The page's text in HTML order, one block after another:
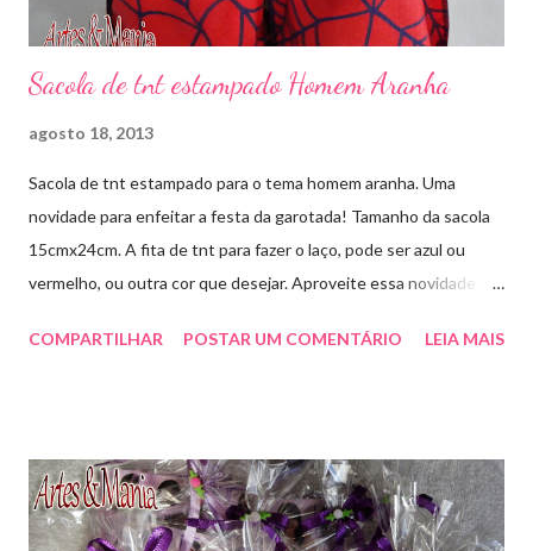
Sacola de tnt estampado Homem Aranha
agosto 18, 2013
Sacola de tnt estampado para o tema homem aranha. Uma
novidade para enfeitar a festa da garotada! Tamanho da sacola
15cmx24cm. A fita de tnt para fazer o laço, pode ser azul ou
vermelho, ou outra cor que desejar. Aproveite essa novidade e
COMPARTILHAR
POSTAR UM COMENTÁRIO LEIA MAIS